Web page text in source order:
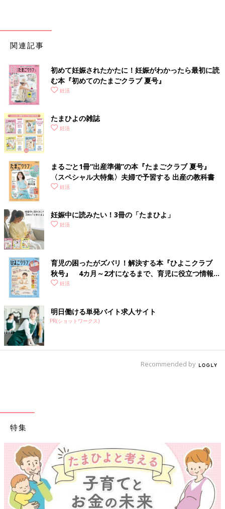
関連記事
初めて妊娠されたかたに！妊娠がわかったら最初に読
む本『初めてのたまごクラブ 夏号』
妊活
たまひよの雑誌
妊活
まるごと1冊“出産準備”の本『たまごクラブ 夏号』
〈スペシャル大特集〉夫婦で予習する 出産の教科書
妊活
妊娠中に読みたい！3冊の「たまひよ」
妊活
育児の困ったがズバリ！解決する本『ひよこクラブ
秋号』 4カ月～2才になるまで、育児に役立つ情報が
いっぱい！
妊活
明日働ける単発バイト求人サイト
PR(ショットワークス)
Recommended by
特集